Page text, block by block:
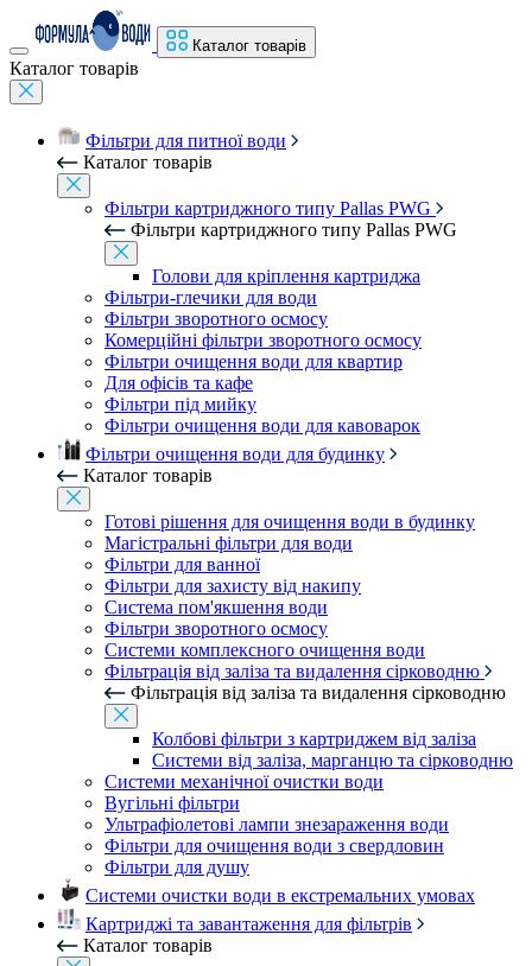
Каталог товарів
Каталог товарів
Фільтри для питної води
Каталог товарів
Фільтри картриджного типу Pallas PWG
Фільтри картриджного типу Pallas PWG
Голови для кріплення картриджа
Фільтри-глечики для води
Фільтри зворотного осмосу
Комерційні фільтри зворотного осмосу
Фільтри очищення води для квартир
Для офісів та кафе
Фільтри під мийку
Фільтри очищення води для кавоварок
Фільтри очищення води для будинку
Каталог товарів
Готові рішення для очищення води в будинку
Магістральні фільтри для води
Фільтри для ванної
Фільтри для захисту від накипу
Система пом'якшення води
Фільтри зворотного осмосу
Системи комплексного очищення води
Фільтрація від заліза та видалення сірководню
Фільтрація від заліза та видалення сірководню
Колбові фільтри з картриджем від заліза
Системи від заліза, марганцю та сірководню
Системи механічної очистки води
Вугільні фільтри
Ультрафіолетові лампи знезараження води
Фільтри для очищення води з свердловин
Фільтри для душу
Системи очистки води в екстремальних умовах
Картриджі та завантаження для фільтрів
Каталог товарів